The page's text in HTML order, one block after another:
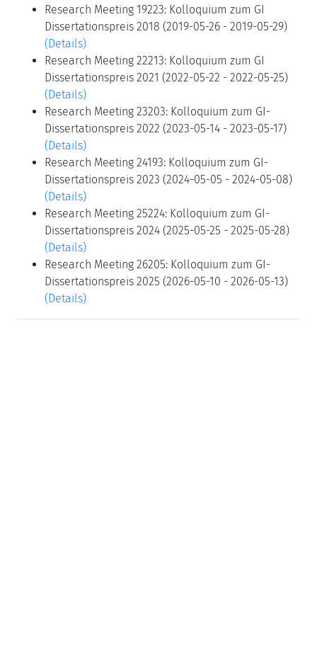
Research Meeting 19223: Kolloquium zum GI
Dissertationspreis 2018 (2019-05-26 - 2019-05-29)
(Details)
Research Meeting 22213: Kolloquium zum GI
Dissertationspreis 2021 (2022-05-22 - 2022-05-25)
(Details)
Research Meeting 23203: Kolloquium zum GI-
Dissertationspreis 2022 (2023-05-14 - 2023-05-17)
(Details)
Research Meeting 24193: Kolloquium zum GI-
Dissertationspreis 2023 (2024-05-05 - 2024-05-08)
(Details)
Research Meeting 25224: Kolloquium zum GI-
Dissertationspreis 2024 (2025-05-25 - 2025-05-28)
(Details)
Research Meeting 26205: Kolloquium zum GI-
Dissertationspreis 2025 (2026-05-10 - 2026-05-13)
(Details)